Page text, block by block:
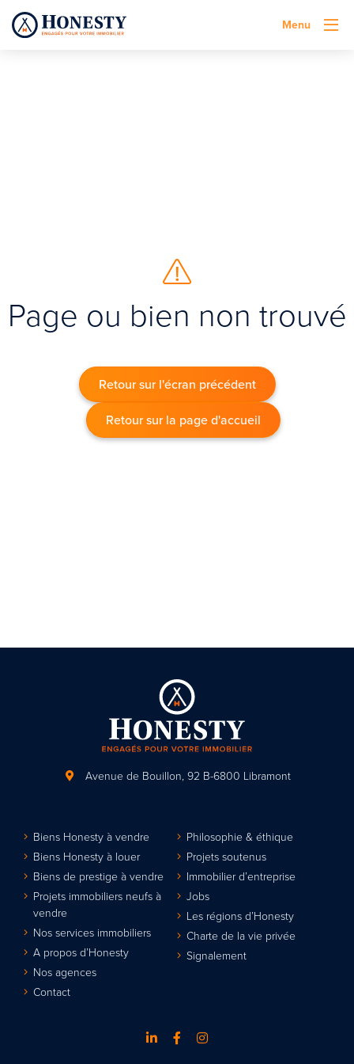
Menu
Page ou bien non trouvé
Retour sur l'écran précédent
Retour sur la page d'accueil
Avenue de Bouillon, 92 B-6800 Libramont
Biens Honesty à vendre
Biens Honesty à louer
Biens de prestige à vendre
Projets immobiliers neufs à
vendre
Nos services immobiliers
A propos d’Honesty
Nos agences
Contact
Philosophie & éthique
Projets soutenus
Immobilier d’entreprise
Jobs
Les régions d’Honesty
Charte de la vie privée
Signalement